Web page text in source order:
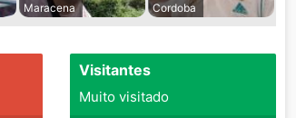
Maracena
Cordoba
Visitantes
Muito visitado